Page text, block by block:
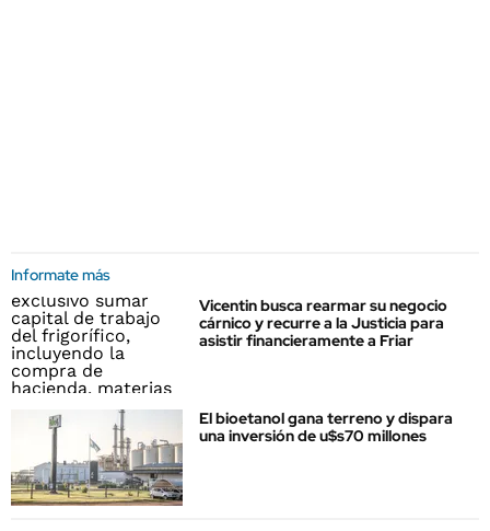
Informate más
Vicentin busca rearmar su negocio
cárnico y recurre a la Justicia para
asistir financieramente a Friar
El bioetanol gana terreno y dispara
una inversión de u$s70 millones